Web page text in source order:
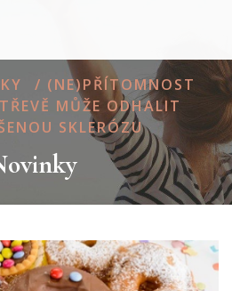
/ (NE)PŘÍTOMNOST
MŮŽE ODHALIT
SKLERÓZU